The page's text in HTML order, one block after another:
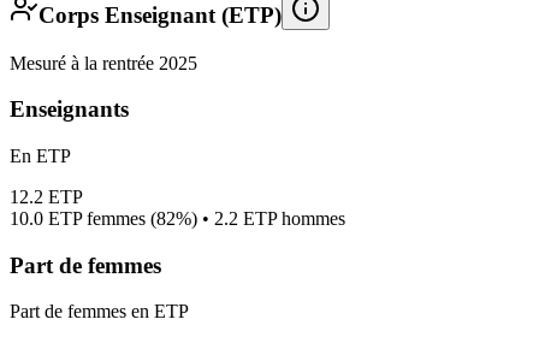
Corps Enseignant (ETP)
Mesuré à la rentrée 2025
Enseignants
En ETP
12.2 ETP
10.0 ETP femmes (82%) • 2.2 ETP hommes
Part de femmes
Part de femmes en ETP